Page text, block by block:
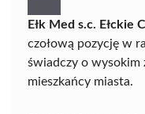
Ełk Med s.c. Ełckie
czołową pozycję w
świadczy o wysokim
mieszkańcy miasta.